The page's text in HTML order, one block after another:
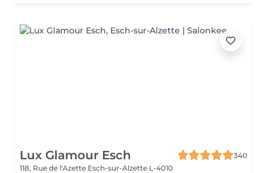
Lux Glamour Esch
340
118, Rue de l'Azette Esch-sur-Alzette L-4010